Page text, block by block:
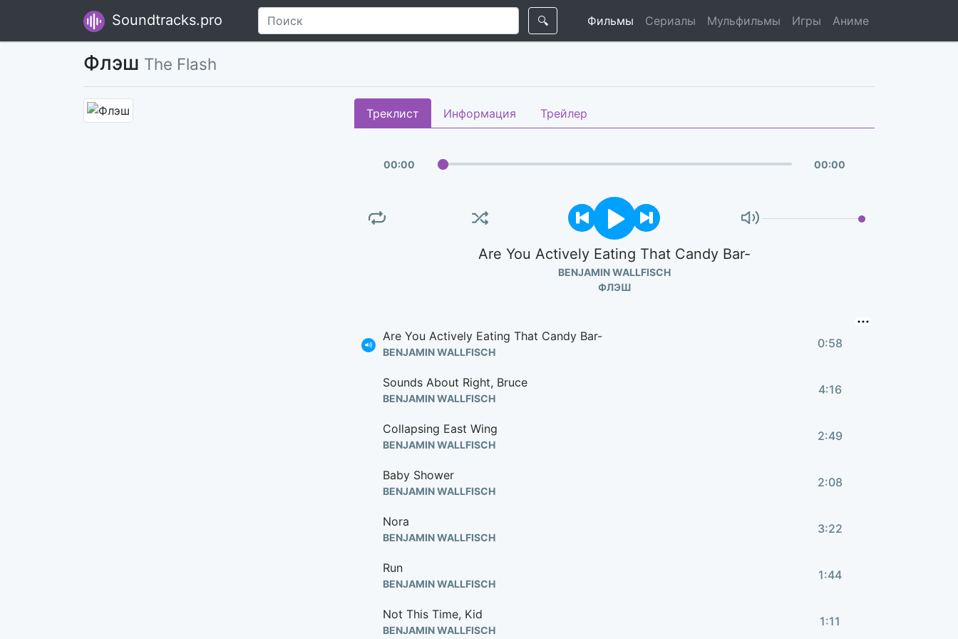
Soundtracks.pro 🔍 Фильмы Сериалы Мульфильмы Игры Аниме
Флэш The Flash
Треклист Информация Трейлер
00:00 00:00
Are You Actively Eating That Candy Bar-
BENJAMIN WALLFISCH
ФЛЭШ
Are You Actively Eating That Candy Bar-
BENJAMIN WALLFISCH
0:58
Sounds About Right, Bruce
BENJAMIN WALLFISCH
4:16
Collapsing East Wing
BENJAMIN WALLFISCH
2:49
Baby Shower
BENJAMIN WALLFISCH
2:08
Nora
BENJAMIN WALLFISCH
3:22
Run
BENJAMIN WALLFISCH
1:44
Not This Time, Kid
BENJAMIN WALLFISCH
1:11